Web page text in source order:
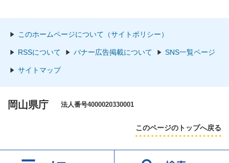
このホームページについて（サイトポリシー）
RSSについて バナー広告掲載について SNS一覧ページ
サイトマップ
岡山県庁 法人番号4000020330001
このページのトップへ戻る